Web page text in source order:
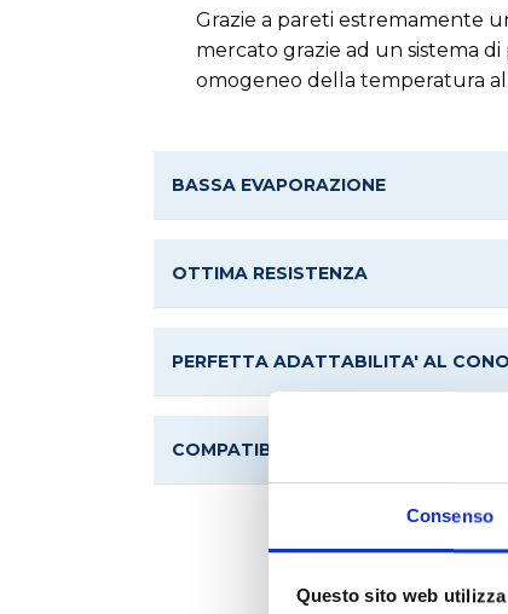
Consenso
Questo sito web
Grazie a pareti estremamente
mercato grazie ad un sistema
omogeneo della temperatura
BASSA EVAPORAZIONE
OTTIMA RESISTENZA
PERFETTA ADATTABILITA' AL
COMPATIBILITA'